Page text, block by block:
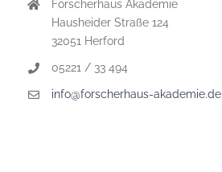
Forscherhaus Akademie
Hausheider Straße 124
32051 Herford
05221 / 33 494
info@forscherhaus-akademie.de